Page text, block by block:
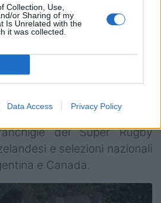
Collection, Use,
or Sharing of my
Is Unrelated with the
it was collected.
Data Access Privacy Policy
in totale cinque partite.
classificata accedevano
partecipano le nazionali A di
e Tonga, anche se le
hanno visto la
del Super Rugby
e selezioni nazionali
e Canada.